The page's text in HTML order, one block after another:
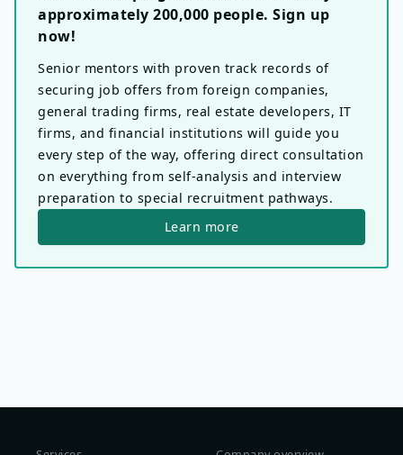
approximately 200,000 people. Sign up
now!
Senior mentors with proven track records of
securing job offers from foreign companies,
general trading firms, real estate developers, IT
firms, and financial institutions will guide you
every step of the way, offering direct consultation
on everything from self-analysis and interview
preparation to special recruitment pathways.
Learn more